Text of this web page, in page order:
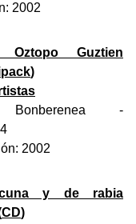
2002
Oztopo Guztien
)
Bonberenea -
2002
y de rabia
CD)